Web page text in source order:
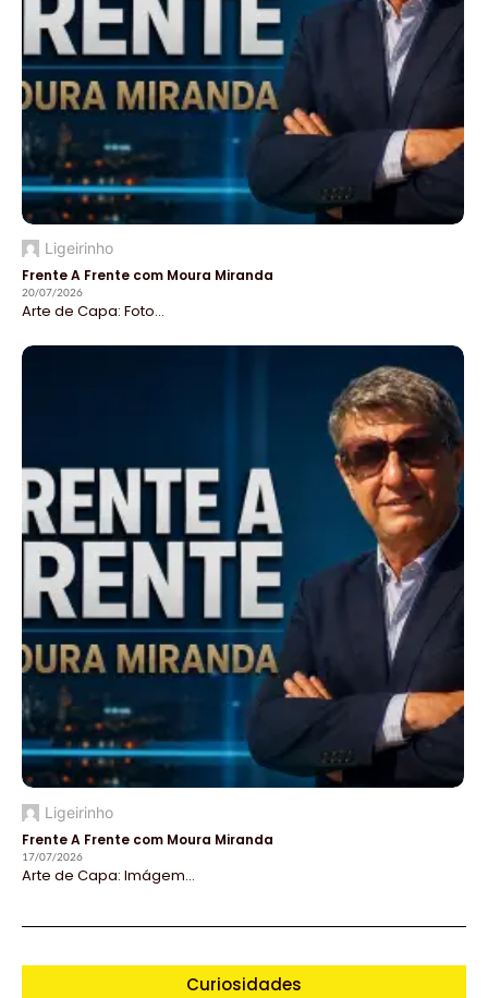
Ligeirinho
Frente A Frente com Moura Miranda
20/07/2026
Arte de Capa: Foto...
Ligeirinho
Frente A Frente com Moura Miranda
17/07/2026
Arte de Capa: Imágem...
Curiosidades